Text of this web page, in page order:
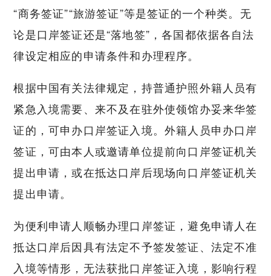
“商务签证”“旅游签证”等是签证的一个种类。无
论是口岸签证还是“落地签”，各国都依据各自法
律设定相应的申请条件和办理程序。
根据中国有关法律规定，持普通护照外籍人员有
紧急入境需要、来不及在驻外使领馆办妥来华签
证的，可申办口岸签证入境。外籍人员申办口岸
签证，可由本人或邀请单位提前向口岸签证机关
提出申请，或在抵达口岸后现场向口岸签证机关
提出申请。
为便利申请人顺畅办理口岸签证，避免申请人在
抵达口岸后因具有法定不予签发签证、法定不准
入境等情形，无法获批口岸签证入境，影响行程